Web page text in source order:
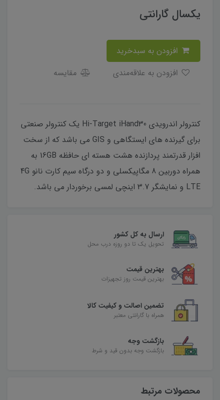
یکسال گارانتی
مقایسه
کنترولر اندرویدی Hi-Target iHand30 یک کنترولر صنعتی
برای گیرنده های ایستگاهی و GIS می باشد که از سخت
افزار قدرتمند پردازنده هشت هسته ای حافظه 16GB به
همراه دوربین 8 مگاپیکسلی و دو درگاه سیم کارت نانو 4G
LTE و نمایشگر 3.7 اینچی لمسی برخوردار می باشد.
ارسال به کل کشور
تحویل یک تا دو روزه درب محل
بهترین قیمت
بهترین قیمت روز تجهیزات
تضمین اصالت و کیفیت کالا
همراه با گارانتی معتبر
بازگشت وجه
بازگشت وجه بدون قید و شرط
محصولات مرتبط